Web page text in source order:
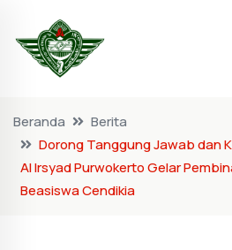
Beranda
Berita
Dorong Tanggung Jawab dan
Al Irsyad Purwokerto Gelar
Beasiswa Cendikia